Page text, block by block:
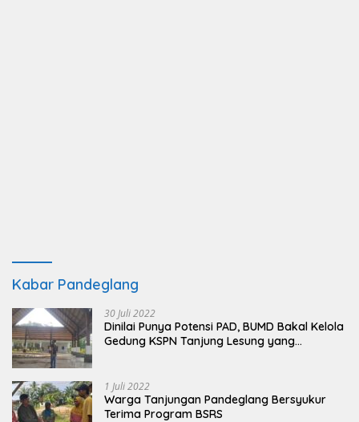
Kabar Pandeglang
30 Juli 2022
Dinilai Punya Potensi PAD, BUMD Bakal Kelola
Gedung KSPN Tanjung Lesung yang
1 Juli 2022
Warga Tanjungan Pandeglang Bersyukur
Terima Program BSRS